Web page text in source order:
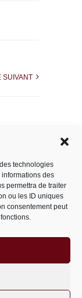
technologies
des
permettra de traiter
ou les ID uniques
consentement peut
SUIVANT